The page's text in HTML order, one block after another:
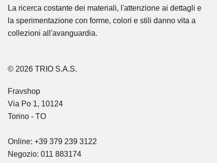
La ricerca costante dei materiali, l'attenzione ai dettagli e
la sperimentazione con forme, colori e stili danno vita a
collezioni all'avanguardia.
© 2026 TRIO S.A.S.
Fravshop
Via Po 1, 10124
Torino - TO
Online: +39 379 239 3122
Negozio: 011 883174